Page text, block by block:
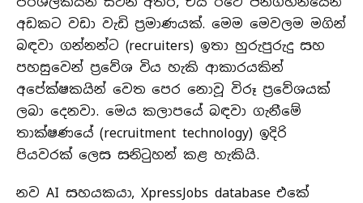
අඩකට වඩා වැඩි ප්‍රමාණයක්. මෙම මෙවලම මගින්
බඳවා ගන්නන්ට (recruiters) ඉතා හුරුපුරුදු සහ
පහසුවෙන් ප්‍රවේශ විය හැකි ආකාරයකින්
අපේක්ෂකයින් වෙත පෙර නොවූ විරූ ප්‍රවේශයක්
ලබා දෙනවා. මෙය කලාපයේ බඳවා ගැනීමේ
තාක්ෂණයේ (recruitment technology) ඉදිරි
පියවරක් ලෙස සනිටුහන් කළ හැකියි.
නව AI සහයකයා, XpressJobs database එකේ